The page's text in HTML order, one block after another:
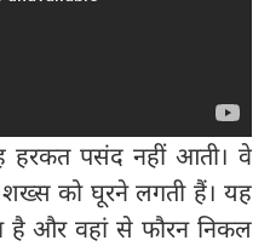
हरकत पसंद नहीं आती। वे
को घूरने लगती हैं। यह
और वहां से फौरन निकल